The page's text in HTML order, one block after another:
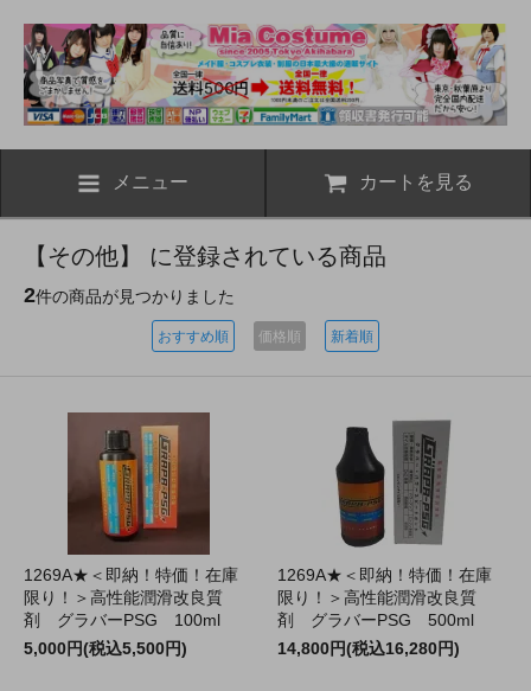
メニュー カートを見る
【その他】 に登録されている商品
2件の商品が見つかりました
おすすめ順 価格順 新着順
1269A★＜即納！特価！在庫
限り！＞高性能潤滑改良質
剤 グラバーPSG 100ml
5,000円(税込5,500円)
1269A★＜即納！特価！在庫
限り！＞高性能潤滑改良質
剤 グラバーPSG 500ml
14,800円(税込16,280円)